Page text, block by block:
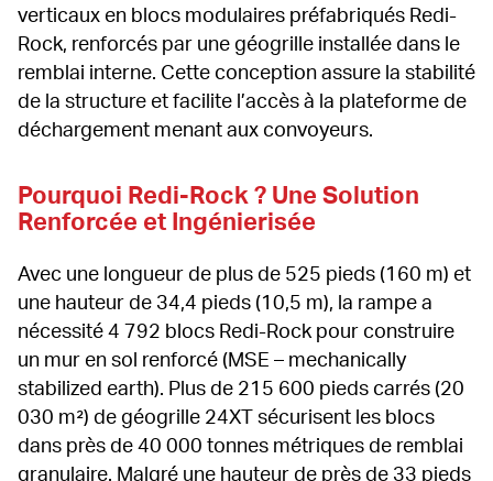
verticaux en blocs modulaires préfabriqués Redi-
Rock, renforcés par une géogrille installée dans le
remblai interne. Cette conception assure la stabilité
de la structure et facilite l’accès à la plateforme de
déchargement menant aux convoyeurs.
Pourquoi Redi-Rock ? Une Solution
Renforcée et Ingénierisée
Avec une longueur de plus de 525 pieds (160 m) et
une hauteur de 34,4 pieds (10,5 m), la rampe a
nécessité 4 792 blocs Redi-Rock pour construire
un mur en sol renforcé (MSE – mechanically
stabilized earth). Plus de 215 600 pieds carrés (20
030 m²) de géogrille 24XT sécurisent les blocs
dans près de 40 000 tonnes métriques de remblai
granulaire. Malgré une hauteur de près de 33 pieds